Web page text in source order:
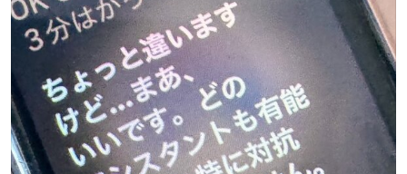
ト
数
数